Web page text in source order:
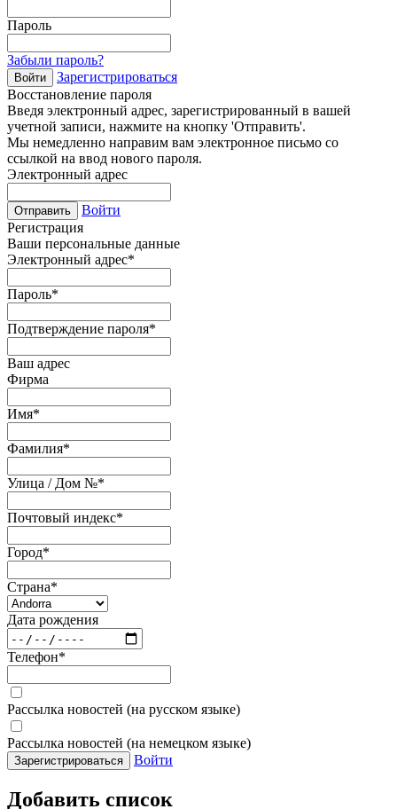
Пароль
Забыли пароль?
Войти
Зарегистрироваться
Восстановление пароля
Введя электронный адрес, зарегистрированный в вашей
учетной записи, нажмите на кнопку 'Отправить'.
Мы немедленно направим вам электронное письмо со
ссылкой на ввод нового пароля.
Электронный адрес
Отправить
Войти
Регистрация
Ваши персональные данные
Электронный адрес*
Пароль*
Подтверждение пароля*
Ваш адрес
Фирма
Имя*
Фамилия*
Улица / Дом №*
Почтовый индекс*
Город*
Страна*
Дата рождения
Телефон*
Рассылка новостей (на русском языке)
Рассылка новостей (на немецком языке)
Зарегистрироваться Войти
Добавить список